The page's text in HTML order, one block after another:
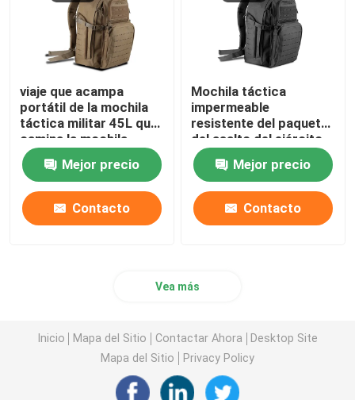
viaje que acampa
portátil de la mochila
táctica militar 45L que
camina la mochila
Mejor precio
Contacto
Mochila táctica
impermeable
resistente del paquete
del asalto del ejército
del ODM
Mejor precio
Contacto
Vea más
Inicio Mapa del Sitio Contactar Ahora
Desktop Site
Mapa del Sitio
Privacy Policy